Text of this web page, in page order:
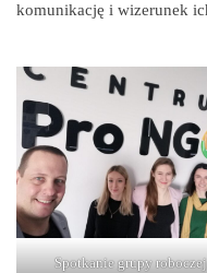
komunikację i wizerunek
Spotkanie grupy roboczej